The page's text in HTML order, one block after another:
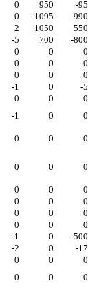
0 950 -95
0 1095 990
2 1050 550
-5 700 -800
0 0 0
0 0 0
0 0 0
-1 0 -5
0 0 0
-1 0 0
0 0 0
0 0 0
0 0 0
0 0 0
0 0 0
0 0 0
-1 0 -500
-2 0 -17
0 0 0
0 0 0